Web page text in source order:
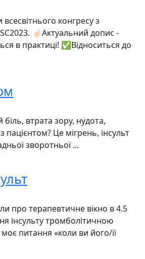
конгресу з
☝🏻Актуальний допис -
в практиці! ✅Відноситься до
втрата зору, нудота,
пацієнтом? Це мігрень, інсульт
зворотньої ...
про терапевтичне вікно в 4.5
інсульту тромболітичною
питання «коли ви його/її